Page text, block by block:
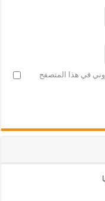
في هذا المتصفح